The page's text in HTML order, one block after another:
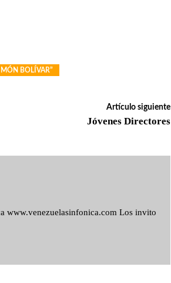
BOLÍVAR”
Artículo siguiente
Jóvenes Directores
www.venezuelasinfonica.com Los invito